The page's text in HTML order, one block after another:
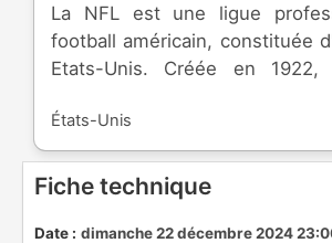
La NFL est une ligue
football américain, constituée
Etats-Unis. Créée en
des play-offs, pour
Superbowl.
États-Unis
Fiche technique
Date : dimanche 22 décembre 2024